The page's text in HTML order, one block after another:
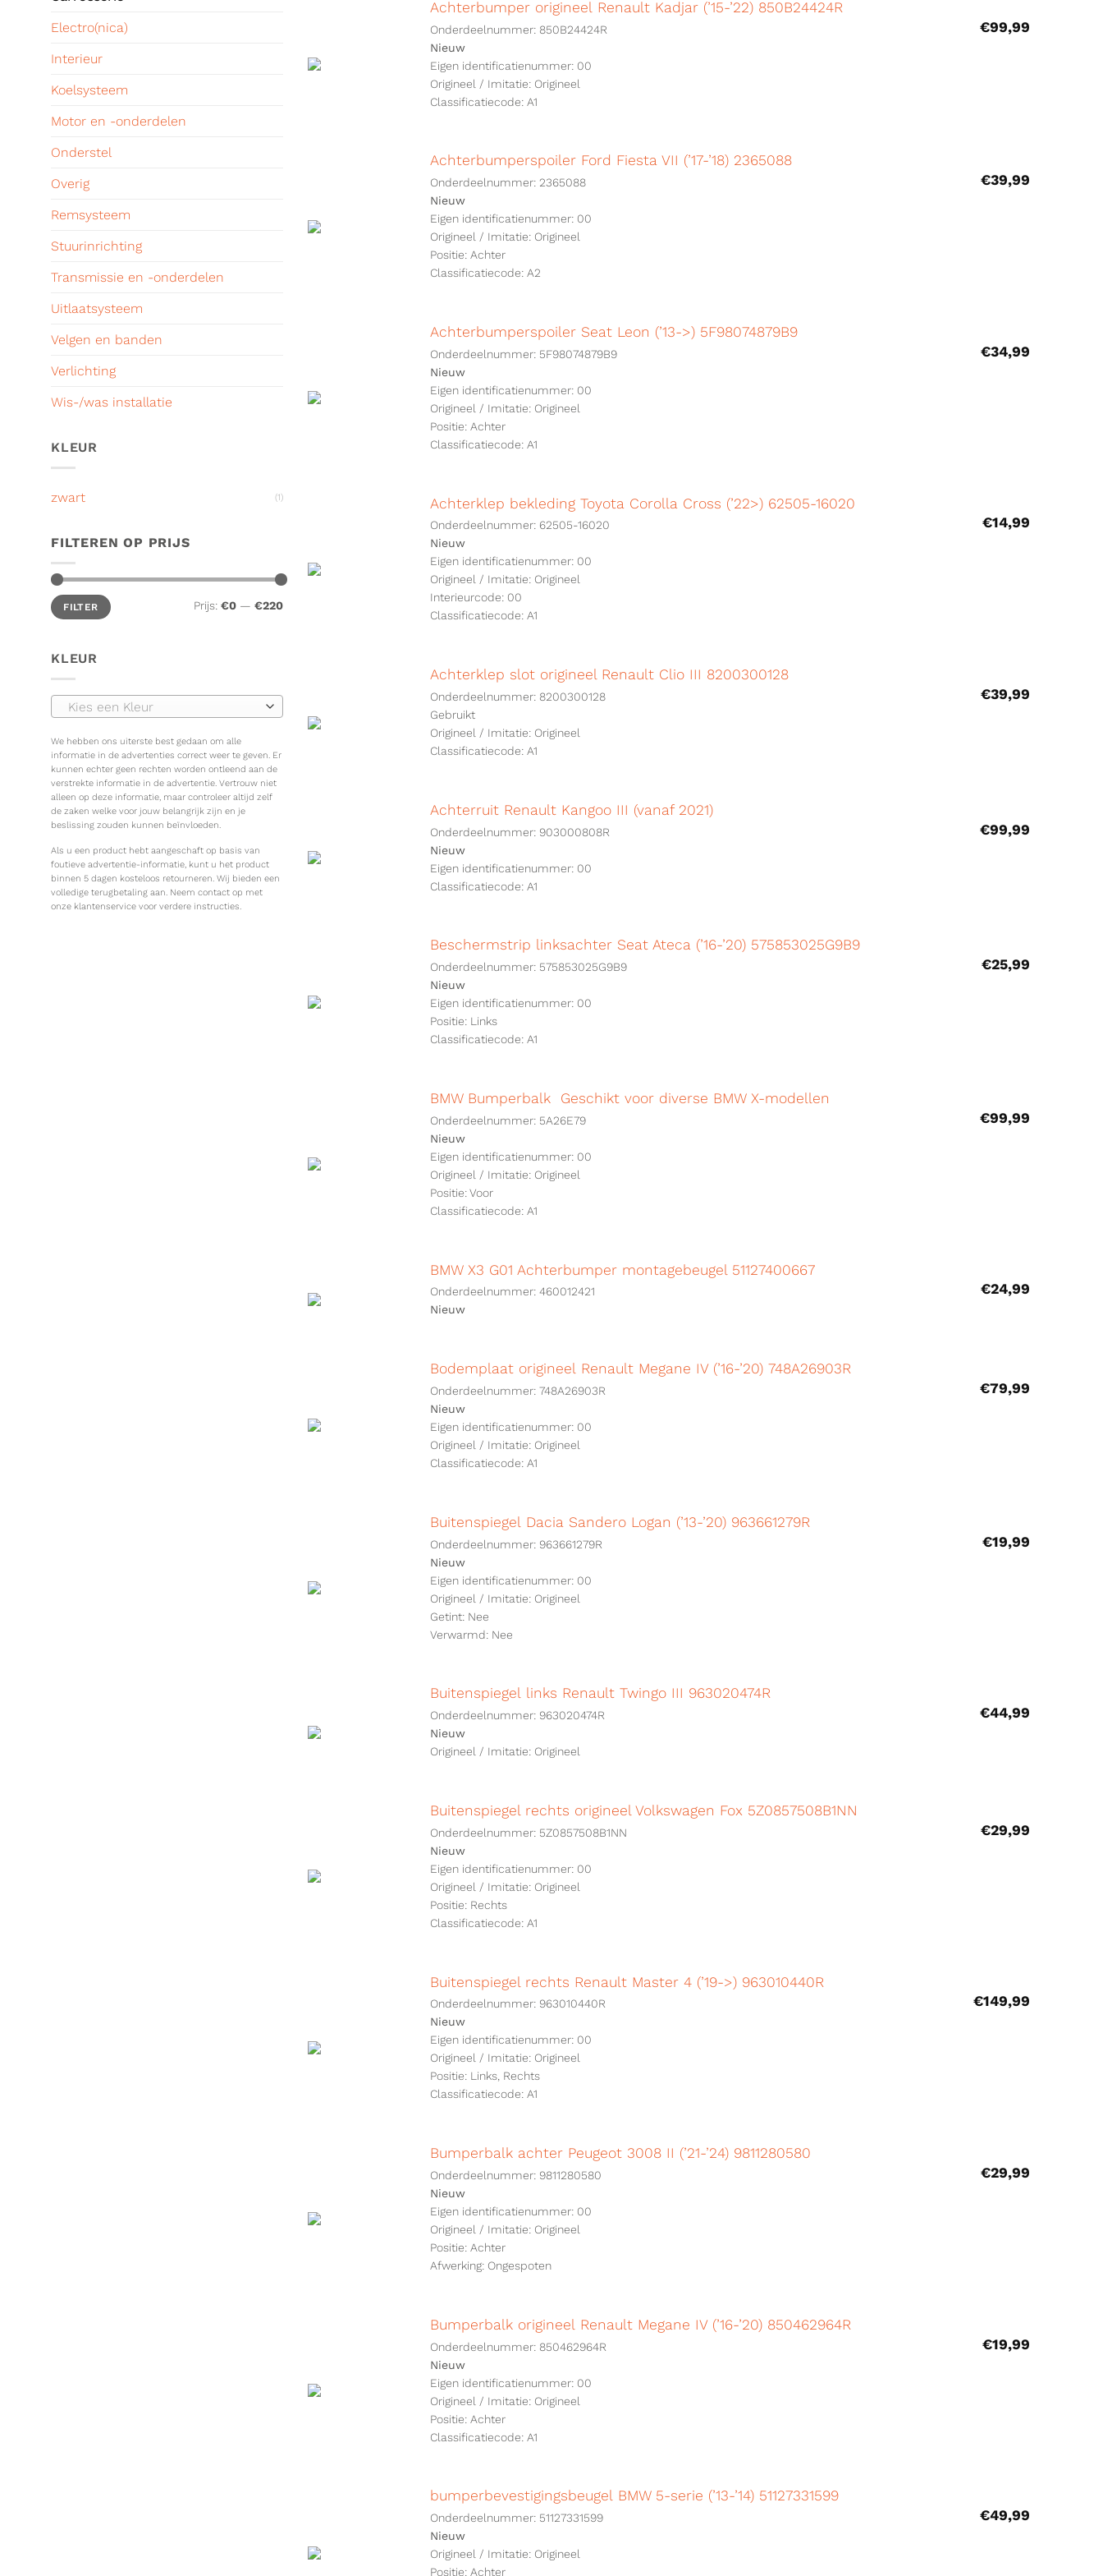
Electro(nica)
Interieur
Koelsysteem
Motor en -onderdelen
Onderstel
Overig
Remsysteem
Stuurinrichting
Transmissie en -onderdelen
Uitlaatsysteem
Velgen en banden
Verlichting
Wis-/was installatie
KLEUR
zwart (1)
FILTEREN OP PRIJS
Min.
prijs
Max.
prijsFILTER Prijs: €0— €220
KLEUR
Kies een Kleur
We hebben ons uiterste best gedaan om alle
informatie in de advertenties correct weer te geven. Er
kunnen echter geen rechten worden ontleend aan de
verstrekte informatie in de advertentie. Vertrouw niet
alleen op deze informatie, maar controleer altijd zelf
de zaken welke voor jouw belangrijk zijn en je
beslissing zouden kunnen beïnvloeden.
Als u een product hebt aangeschaft op basis van
foutieve advertentie-informatie, kunt u het product
binnen 5 dagen kosteloos retourneren. Wij bieden een
volledige terugbetaling aan. Neem contact op met
onze klantenservice voor verdere instructies.
Achterbumper origineel Renault Kadjar (’15-’22) 850B24424R
€99,99
Onderdeelnummer: 850B24424R
Nieuw
Eigen identificatienummer: 00
Origineel / Imitatie: Origineel
Classificatiecode: A1
Achterbumperspoiler Ford Fiesta VII (’17-’18) 2365088
€39,99
Onderdeelnummer: 2365088
Nieuw
Eigen identificatienummer: 00
Origineel / Imitatie: Origineel
Positie: Achter
Classificatiecode: A2
Achterbumperspoiler Seat Leon (’13->) 5F98074879B9
€34,99
Onderdeelnummer: 5F98074879B9
Nieuw
Eigen identificatienummer: 00
Origineel / Imitatie: Origineel
Positie: Achter
Classificatiecode: A1
Achterklep bekleding Toyota Corolla Cross (’22>) 62505-16020
€14,99
Onderdeelnummer: 62505-16020
Nieuw
Eigen identificatienummer: 00
Origineel / Imitatie: Origineel
Interieurcode: 00
Classificatiecode: A1
Achterklep slot origineel Renault Clio III 8200300128
€39,99
Onderdeelnummer: 8200300128
Gebruikt
Origineel / Imitatie: Origineel
Classificatiecode: A1
Achterruit Renault Kangoo III (vanaf 2021)
€99,99
Onderdeelnummer: 903000808R
Nieuw
Eigen identificatienummer: 00
Classificatiecode: A1
Beschermstrip linksachter Seat Ateca (’16-’20) 575853025G9B9
€25,99
Onderdeelnummer: 575853025G9B9
Nieuw
Eigen identificatienummer: 00
Positie: Links
Classificatiecode: A1
BMW Bumperbalk Geschikt voor diverse BMW X-modellen
€99,99
Onderdeelnummer: 5A26E79
Nieuw
Eigen identificatienummer: 00
Origineel / Imitatie: Origineel
Positie: Voor
Classificatiecode: A1
BMW X3 G01 Achterbumper montagebeugel 51127400667
€24,99
Onderdeelnummer: 460012421
Nieuw
Bodemplaat origineel Renault Megane IV (’16-’20) 748A26903R
€79,99
Onderdeelnummer: 748A26903R
Nieuw
Eigen identificatienummer: 00
Origineel / Imitatie: Origineel
Classificatiecode: A1
Buitenspiegel Dacia Sandero Logan (’13-’20) 963661279R
€19,99
Onderdeelnummer: 963661279R
Nieuw
Eigen identificatienummer: 00
Origineel / Imitatie: Origineel
Getint: Nee
Verwarmd: Nee
Buitenspiegel links Renault Twingo III 963020474R
€44,99
Onderdeelnummer: 963020474R
Nieuw
Origineel / Imitatie: Origineel
Buitenspiegel rechts origineel Volkswagen Fox 5Z0857508B1NN
€29,99
Onderdeelnummer: 5Z0857508B1NN
Nieuw
Eigen identificatienummer: 00
Origineel / Imitatie: Origineel
Positie: Rechts
Classificatiecode: A1
Buitenspiegel rechts Renault Master 4 (’19->) 963010440R
€149,99
Onderdeelnummer: 963010440R
Nieuw
Eigen identificatienummer: 00
Origineel / Imitatie: Origineel
Positie: Links, Rechts
Classificatiecode: A1
Bumperbalk achter Peugeot 3008 II (’21-’24) 9811280580
€29,99
Onderdeelnummer: 9811280580
Nieuw
Eigen identificatienummer: 00
Origineel / Imitatie: Origineel
Positie: Achter
Afwerking: Ongespoten
Bumperbalk origineel Renault Megane IV (’16-’20) 850462964R
€19,99
Onderdeelnummer: 850462964R
Nieuw
Eigen identificatienummer: 00
Origineel / Imitatie: Origineel
Positie: Achter
Classificatiecode: A1
bumperbevestigingsbeugel BMW 5-serie (’13-’14) 51127331599
€49,99
Onderdeelnummer: 51127331599
Nieuw
Origineel / Imitatie: Origineel
Positie: Achter